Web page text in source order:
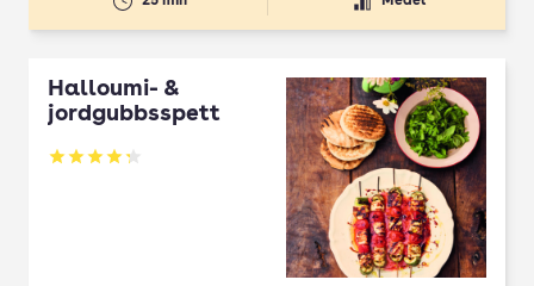
Halloumi- &
jordgubbsspett
Betyg: 4.3 av 5